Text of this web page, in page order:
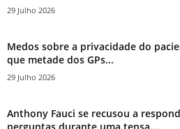
29 Julho 2026
Medos sobre a privacidade do
que metade dos GPs...
29 Julho 2026
Anthony Fauci se recusou a
perguntas durante uma tensa...